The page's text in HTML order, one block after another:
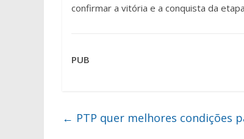
confirmar a vitória e a conquista da
PUB
← PTP quer melhores condições